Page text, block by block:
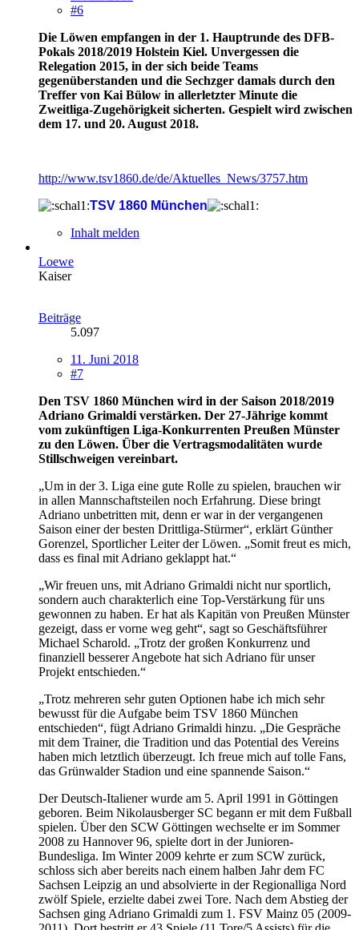
#6
Die Löwen empfangen in der 1. Hauptrunde des DFB-
Pokals 2018/2019 Holstein Kiel. Unvergessen die
Relegation 2015, in der sich beide Teams
gegenüberstanden und die Sechzger damals durch den
Treffer von Kai Bülow in allerletzter Minute die
Zweitliga-Zugehörigkeit sicherten. Gespielt wird zwischen
dem 17. und 20. August 2018.
http://www.tsv1860.de/de/Aktuelles_News/3757.htm
TSV 1860 München
Inhalt melden
Loewe
Kaiser
Beiträge
5.097
11. Juni 2018
#7
Den TSV 1860 München wird in der Saison 2018/2019
Adriano Grimaldi verstärken. Der 27-Jährige kommt
vom zukünftigen Liga-Konkurrenten Preußen Münster
zu den Löwen. Über die Vertragsmodalitäten wurde
Stillschweigen vereinbart.
„Um in der 3. Liga eine gute Rolle zu spielen, brauchen wir
in allen Mannschaftsteilen noch Erfahrung. Diese bringt
Adriano unbetritten mit, denn er war in der vergangenen
Saison einer der besten Drittliga-Stürmer“, erklärt Günther
Gorenzel, Sportlicher Leiter der Löwen. „Somit freut es mich,
dass es final mit Adriano geklappt hat.“
„Wir freuen uns, mit Adriano Grimaldi nicht nur sportlich,
sondern auch charakterlich eine Top-Verstärkung für uns
gewonnen zu haben. Er hat als Kapitän von Preußen Münster
gezeigt, dass er vorne weg geht“, sagt so Geschäftsführer
Michael Scharold. „Trotz der großen Konkurrenz und
finanziell besserer Angebote hat sich Adriano für unser
Projekt entschieden.“
„Trotz mehreren sehr guten Optionen habe ich mich sehr
bewusst für die Aufgabe beim TSV 1860 München
entschieden“, fügt Adriano Grimaldi hinzu. „Die Gespräche
mit dem Trainer, die Tradition und das Potential des Vereins
haben mich letztlich überzeugt. Ich freue mich auf tolle Fans,
das Grünwalder Stadion und eine spannende Saison.“
Der Deutsch-Italiener wurde am 5. April 1991 in Göttingen
geboren. Beim Nikolausberger SC begann er mit dem Fußball
spielen. Über den SCW Göttingen wechselte er im Sommer
2008 zu Hannover 96, spielte dort in der Junioren-
Bundesliga. Im Winter 2009 kehrte er zum SCW zurück,
schloss sich aber bereits nach einem halben Jahr dem FC
Sachsen Leipzig an und absolvierte in der Regionalliga Nord
zwölf Spiele, erzielte dabei zwei Tore. Nach dem Abstieg der
Sachsen ging Adriano Grimaldi zum 1. FSV Mainz 05 (2009-